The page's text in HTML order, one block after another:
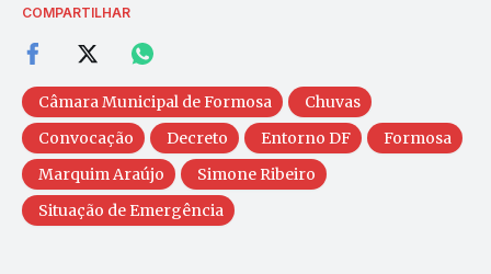
COMPARTILHAR
Câmara Municipal de Formosa
Chuvas
Convocação
Decreto Entorno DF
Formosa
Marquim Araújo
Simone Ribeiro
Situação de Emergência